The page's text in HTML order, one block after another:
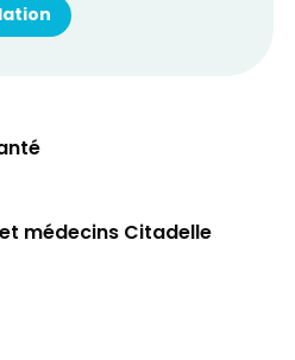
médecins Citadelle